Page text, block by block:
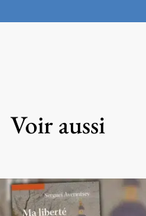
Voir aussi